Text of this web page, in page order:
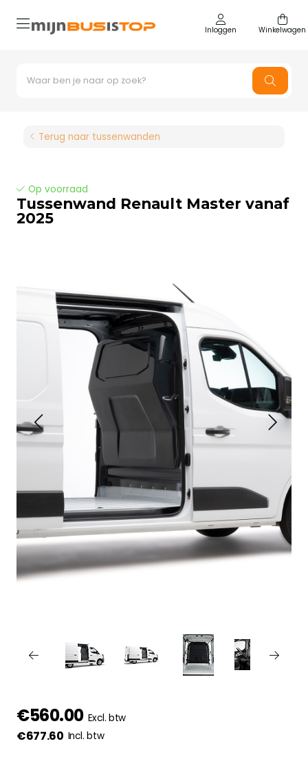
Inloggen Winkelwagen
Terug naar tussenwanden
Op voorraad
Tussenwand Renault Master vanaf
2025
€560.00 Excl. btw
€677.60 Incl. btw